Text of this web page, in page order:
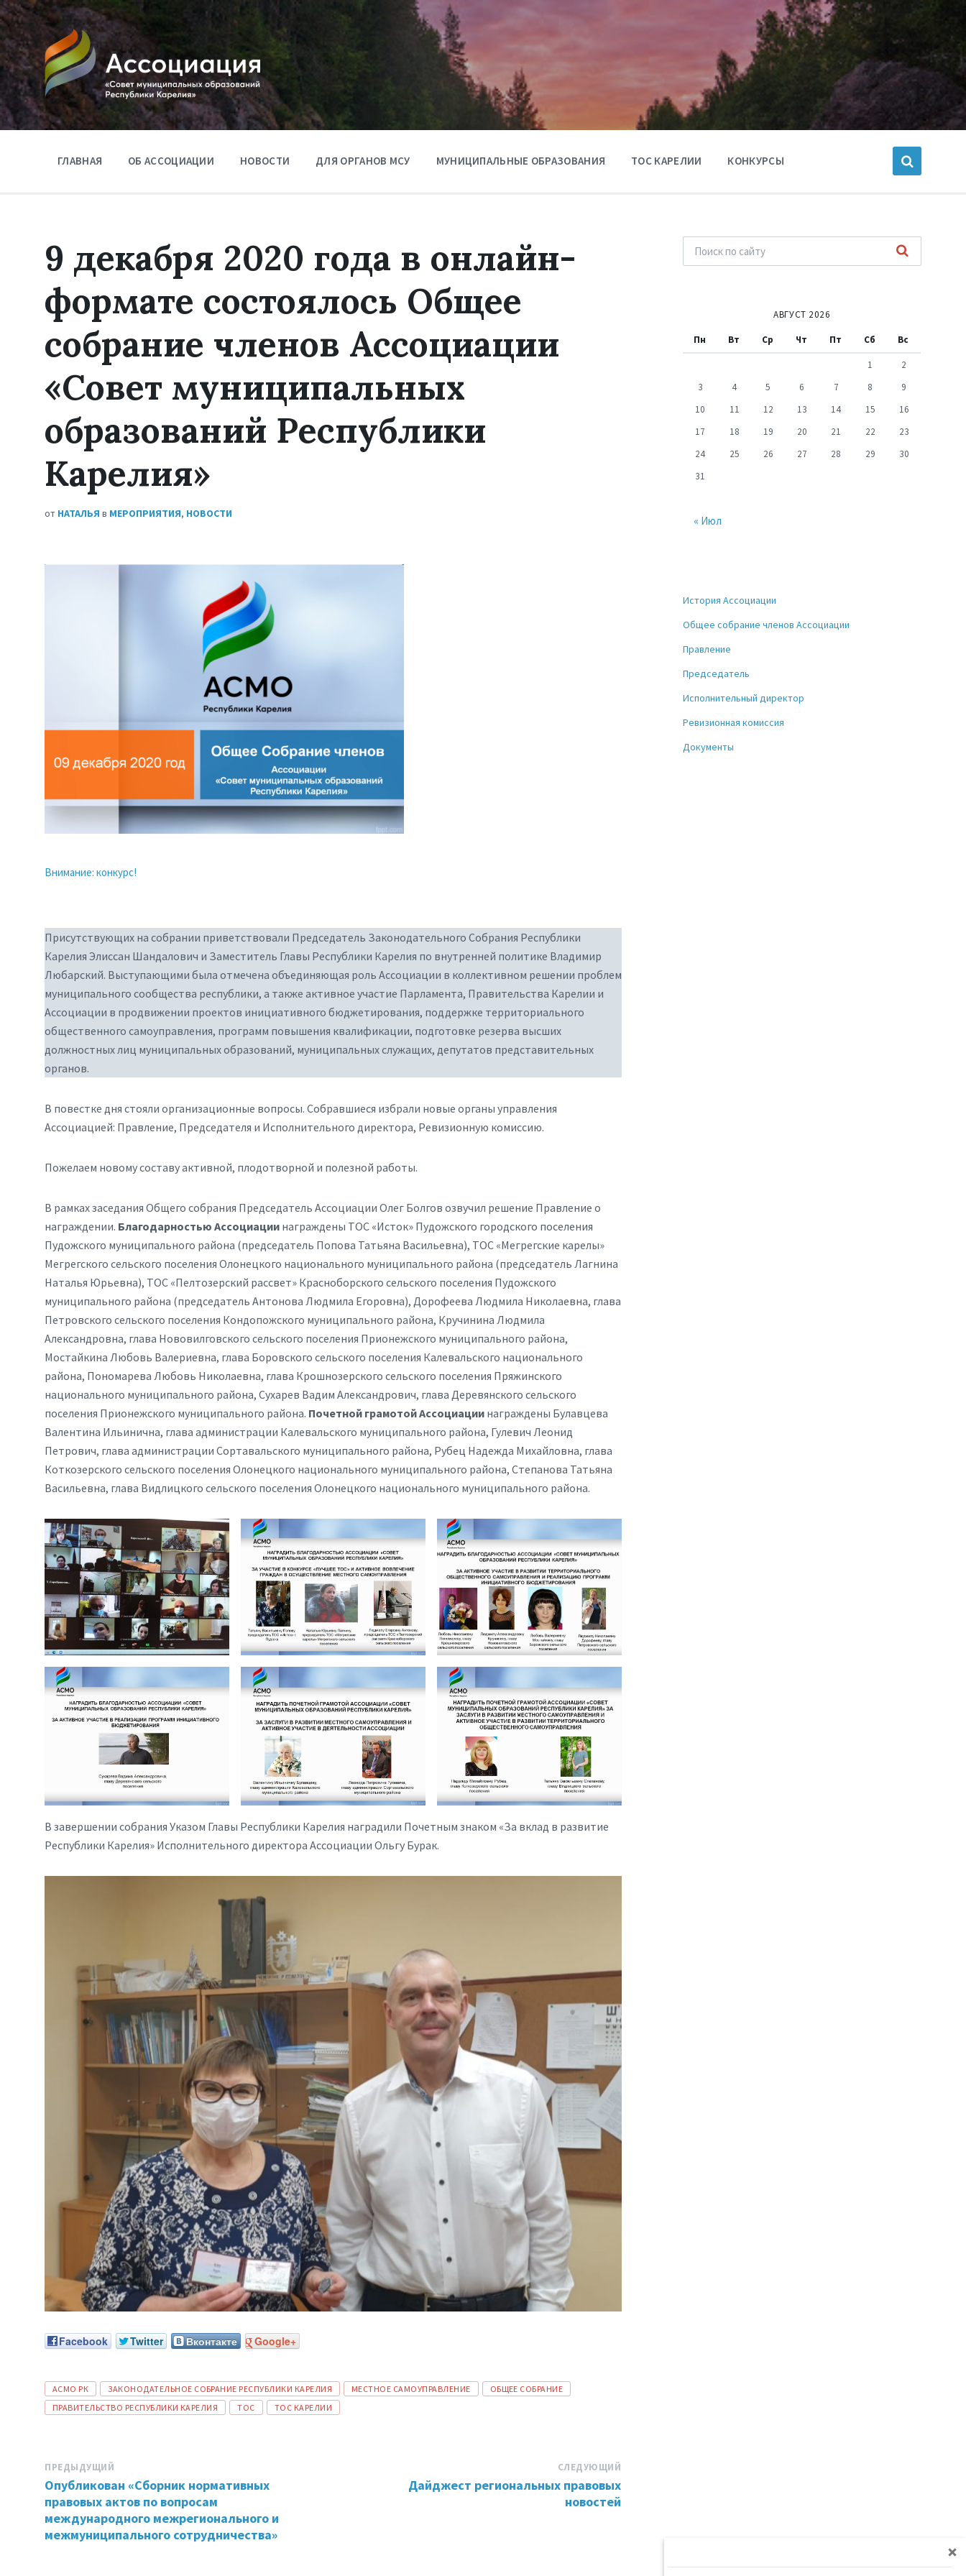
ГЛАВНАЯ ОБ АССОЦИАЦИИ НОВОСТИ ДЛЯ ОРГАНОВ МСУ МУНИЦИПАЛЬНЫЕ ОБРАЗОВАНИЯ ТОС КАРЕЛИИ КОНКУРСЫ
9 декабря 2020 года в онлайн-
формате состоялось Общее
собрание членов Ассоциации
«Совет муниципальных
образований Республики
Карелия»
от НАТАЛЬЯ в МЕРОПРИЯТИЯ, НОВОСТИ
Внимание: конкурс!
Присутствующих на собрании приветствовали Председатель Законодательного Собрания Республики
Карелия Элиссан Шандалович и Заместитель Главы Республики Карелия по внутренней политике Владимир
Любарский. Выступающими была отмечена объединяющая роль Ассоциации в коллективном решении проблем
муниципального сообщества республики, а также активное участие Парламента, Правительства Карелии и
Ассоциации в продвижении проектов инициативного бюджетирования, поддержке территориального
общественного самоуправления, программ повышения квалификации, подготовке резерва высших
должностных лиц муниципальных образований, муниципальных служащих, депутатов представительных
органов.
В повестке дня стояли организационные вопросы. Собравшиеся избрали новые органы управления
Ассоциацией: Правление, Председателя и Исполнительного директора, Ревизионную комиссию.
Пожелаем новому составу активной, плодотворной и полезной работы.
В рамках заседания Общего собрания Председатель Ассоциации Олег Болгов озвучил решение Правление о
награждении. Благодарностью Ассоциации награждены ТОС «Исток» Пудожского городского поселения
Пудожского муниципального района (председатель Попова Татьяна Васильевна), ТОС «Мегрегские карелы»
Мегрегского сельского поселения Олонецкого национального муниципального района (председатель Лагнина
Наталья Юрьевна), ТОС «Пелтозерский рассвет» Красноборского сельского поселения Пудожского
муниципального района (председатель Антонова Людмила Егоровна), Дорофеева Людмила Николаевна, глава
Петровского сельского поселения Кондопожского муниципального района, Кручинина Людмила
Александровна, глава Нововилговского сельского поселения Прионежского муниципального района,
Мостайкина Любовь Валериевна, глава Боровского сельского поселения Калевальского национального
района, Пономарева Любовь Николаевна, глава Крошнозерского сельского поселения Пряжинского
национального муниципального района, Сухарев Вадим Александрович, глава Деревянского сельского
поселения Прионежского муниципального района. Почетной грамотой Ассоциации награждены Булавцева
Валентина Ильинична, глава администрации Калевальского муниципального района, Гулевич Леонид
Петрович, глава администрации Сортавальского муниципального района, Рубец Надежда Михайловна, глава
Коткозерского сельского поселения Олонецкого национального муниципального района, Степанова Татьяна
Васильевна, глава Видлицкого сельского поселения Олонецкого национального муниципального района.
В завершении собрания Указом Главы Республики Карелия наградили Почетным знаком «За вклад в развитие
Республики Карелия» Исполнительного директора Ассоциации Ольгу Бурак.
Facebook Twitter Вконтакте Google+
ТЕГИ:
АСМО РК ЗАКОНОДАТЕЛЬНОЕ СОБРАНИЕ РЕСПУБЛИКИ КАРЕЛИЯ МЕСТНОЕ САМОУПРАВЛЕНИЕ
ОБЩЕЕ СОБРАНИЕ
ПРАВИТЕЛЬСТВО РЕСПУБЛИКИ КАРЕЛИЯ
ТОС ТОС КАРЕЛИИ
ПРЕДЫДУЩИЙ
Опубликован «Сборник нормативных
правовых актов по вопросам
международного межрегионального и
межмуниципального сотрудничества»
СЛЕДУЮЩИЙ
Дайджест региональных правовых
новостей
АВГУСТ 2026
Пн Вт Ср Чт Пт Сб Вс
1
2
3
4 5 6 7 8
9
10
11 12 13 14 15
16
17
18 19 20 21 22
23
24
25 26 27 28 29
30
31
« Июл
История Ассоциации
Общее собрание членов Ассоциации
Правление
Председатель
Исполнительный директор
Ревизионная комиссия
Документы